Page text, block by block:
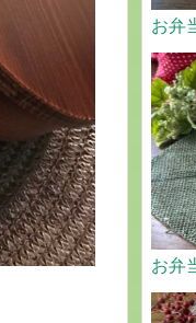
お弁
お弁